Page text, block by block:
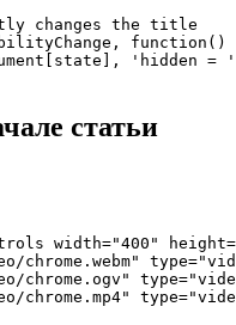
changes the title
function()
'hidden =
статьи
width="400"
chrome.webm"
chrome.ogv"
chrome.mp4"